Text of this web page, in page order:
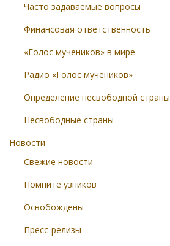
Часто задаваемые вопросы
Финансовая ответственность
«Голос мучеников» в мире
Радио «Голос мучеников»
Определение несвободной страны
Несвободные страны
Новости
Свежие новости
Помните узников
Освобождены
Пресс-релизы